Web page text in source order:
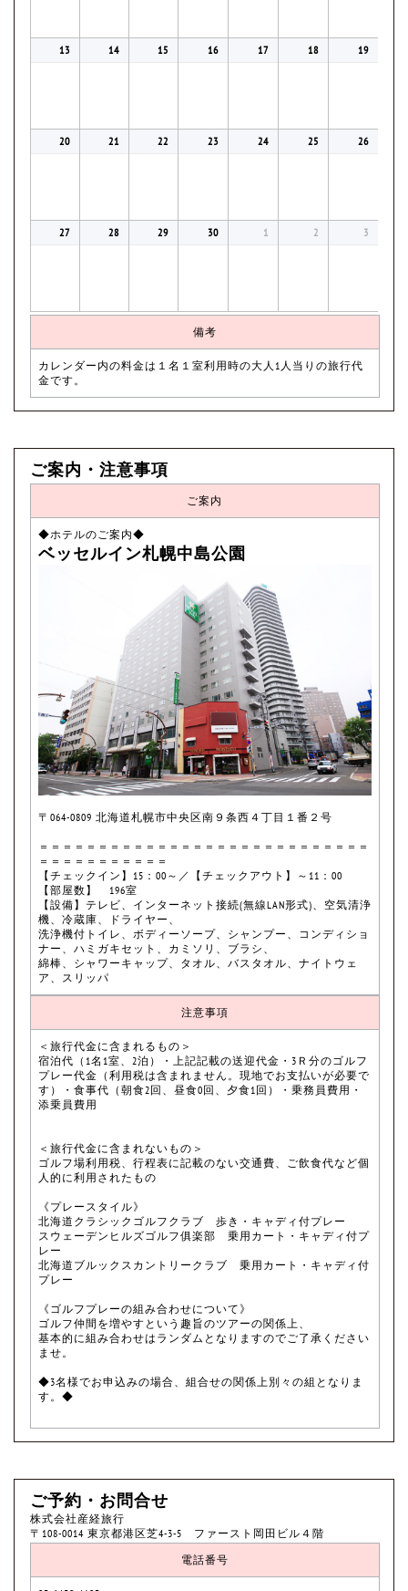
13 14 15 16 17 18 19
20 21 22 23 24 25 26
27 28 29 30 1 2 3
備考
カレンダー内の料金は１名１室利用時の大人1人当りの旅行代
金です。
ご案内・注意事項
ご案内
◆ホテルのご案内◆
ベッセルイン札幌中島公園
〒064-0809 北海道札幌市中央区南９条西４丁目１番２号
＝＝＝＝＝＝＝＝＝＝＝＝＝＝＝＝＝＝＝＝＝＝＝＝＝＝＝＝
＝＝＝＝＝＝＝＝＝＝＝
【チェックイン】15：00～／【チェックアウト】～11：00
【部屋数】 196室
【設備】テレビ、インターネット接続(無線LAN形式)、空気清浄
機、冷蔵庫、ドライヤー、
洗浄機付トイレ、ボディーソープ、シャンプー、コンディショ
ナー、ハミガキセット、カミソリ、ブラシ、
綿棒、シャワーキャップ、タオル、バスタオル、ナイトウェ
ア、スリッパ
注意事項
＜旅行代金に含まれるもの＞
宿泊代（1名1室、2泊）・上記記載の送迎代金・3Ｒ分のゴルフ
プレー代金（利用税は含まれません。現地でお支払いが必要で
す）・食事代（朝食2回、昼食0回、夕食1回）・乗務員費用・
添乗員費用
＜旅行代金に含まれないもの＞
ゴルフ場利用税、行程表に記載のない交通費、ご飲食代など個
人的に利用されたもの
《プレースタイル》
北海道クラシックゴルフクラブ 歩き・キャディ付プレー
スウェーデンヒルズゴルフ俱楽部 乗用カート・キャディ付プ
レー
北海道ブルックスカントリークラブ 乗用カート・キャディ付
プレー
《ゴルフプレーの組み合わせについて》
ゴルフ仲間を増やすという趣旨のツアーの関係上、
基本的に組み合わせはランダムとなりますのでご了承ください
ませ。
◆3名様でお申込みの場合、組合せの関係上別々の組となりま
す。◆
ご予約・お問合せ
株式会社産経旅行
〒108-0014 東京都港区芝4-3-5 ファースト岡田ビル４階
電話番号